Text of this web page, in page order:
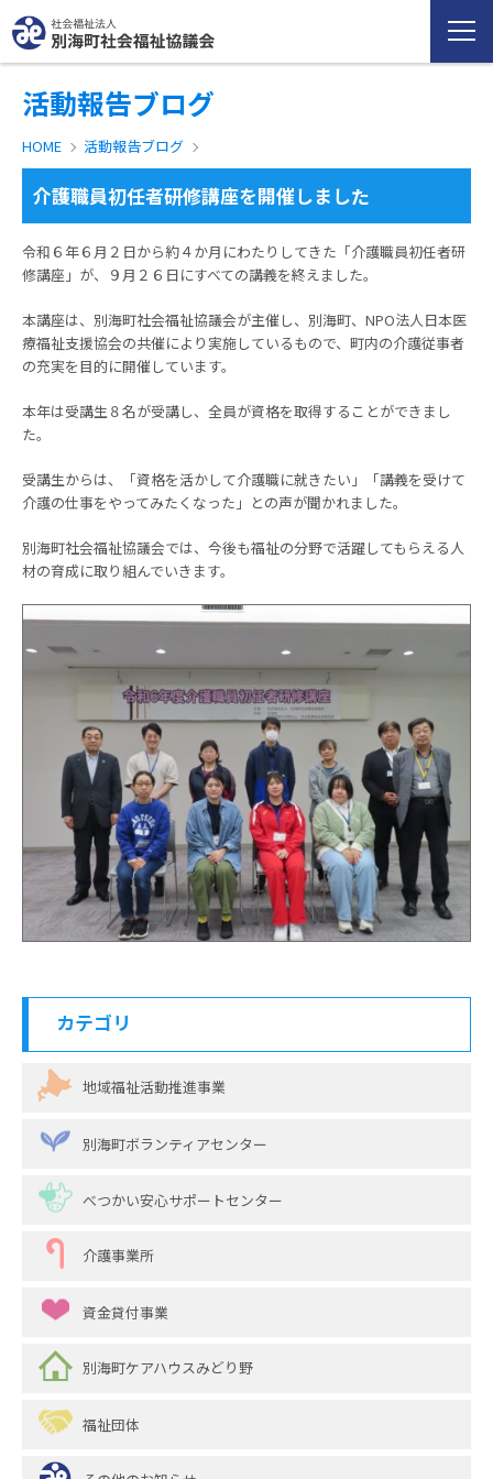
活動報告ブログ
HOME 活動報告ブログ
介護職員初任者研修講座を開催しました
令和６年６月２日から約４か月にわたりしてきた「介護職員初任者研
修講座」が、９月２６日にすべての講義を終えました。
本講座は、別海町社会福祉協議会が主催し、別海町、NPO法人日本医
療福祉支援協会の共催により実施しているもので、町内の介護従事者
の充実を目的に開催しています。
本年は受講生８名が受講し、全員が資格を取得することができまし
た。
受講生からは、「資格を活かして介護職に就きたい」「講義を受けて
介護の仕事をやってみたくなった」との声が聞かれました。
別海町社会福祉協議会では、今後も福祉の分野で活躍してもらえる人
材の育成に取り組んでいきます。
カテゴリ
地域福祉活動推進事業
別海町ボランティアセンター
べつかい安心サポートセンター
介護事業所
資金貸付事業
別海町ケアハウスみどり野
福祉団体